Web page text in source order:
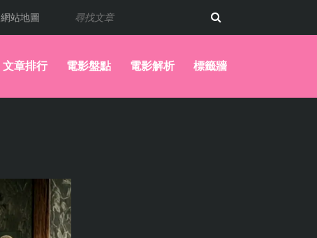
網站地圖
文章排行 電影盤點 電影解析 標籤牆